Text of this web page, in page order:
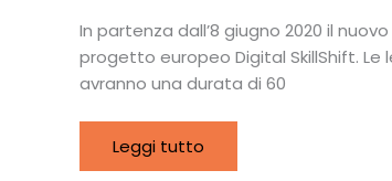
In partenza dall’8 giugno 2020 il
progetto europeo Digital SkillShift.
avranno una durata di 60
Assistant?
Improve
your
skills,
sign
for
online
course
Leggi tutto